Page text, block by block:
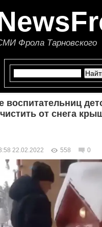
Фрола Тарновского
НОВОСТИ
ПОЛИТИКА
ЭКОНОМИКА
В МИРЕ
от снега
22.02.2022 558 0